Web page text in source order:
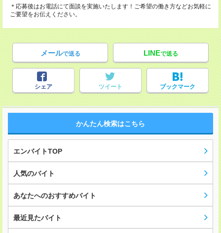
＊応募後はお電話にて面談を実施いたします！ご希望の働き方などお気軽に
ご要望をお伝えください。
メールで送る LINEで送る
シェア ツイート ブックマーク
かんたん検索はこちら
エンバイトTOP
人気のバイト
あなたへのおすすめバイト
最近見たバイト